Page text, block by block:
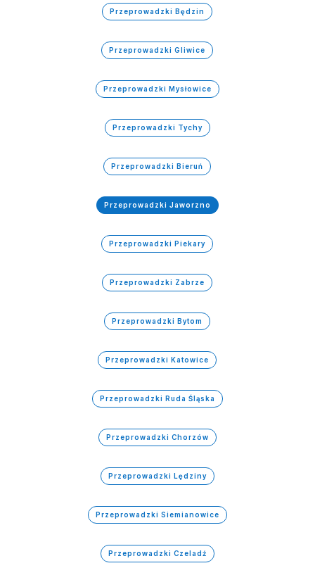
Przeprowadzki Będzin
Przeprowadzki Gliwice
Przeprowadzki Mysłowice
Przeprowadzki Tychy
Przeprowadzki Bieruń
Przeprowadzki Jaworzno
Przeprowadzki Piekary
Przeprowadzki Zabrze
Przeprowadzki Bytom
Przeprowadzki Katowice
Przeprowadzki Ruda Śląska
Przeprowadzki Chorzów
Przeprowadzki Lędziny
Przeprowadzki Siemianowice
Przeprowadzki Czeladź